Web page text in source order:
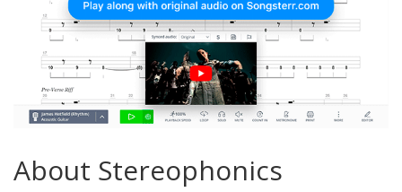
About Stereophonics